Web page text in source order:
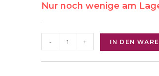
Nur noch wenige am
- + IN DEN